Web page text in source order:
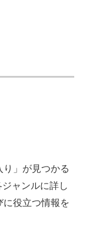
」が見つかる
ャンルに詳し
に役立つ情報を